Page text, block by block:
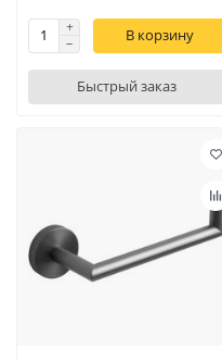
В корзину
Быстрый заказ